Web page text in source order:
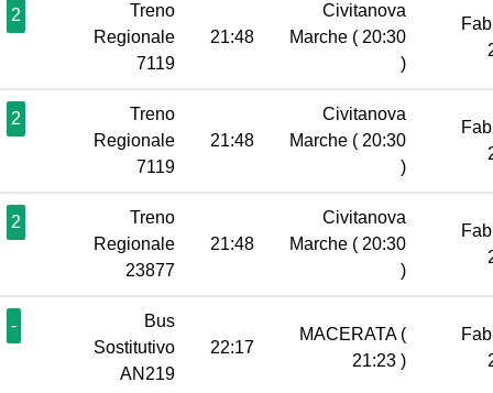
2
Treno
Regionale
7119
21:48
Civitanova
Marche ( 20:30
)
2
Treno
Regionale
7119
21:48
Civitanova
Marche ( 20:30
)
2
Treno
Regionale
23877
21:48
Civitanova
Marche ( 20:30
)
-
Bus
Sostitutivo
AN219
22:17
MACERATA (
21:23 )